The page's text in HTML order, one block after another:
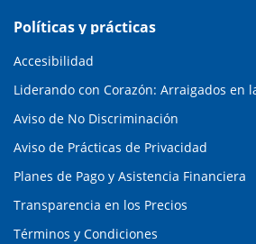
Políticas y prácticas
Accesibilidad
Liderando con Corazón: Arraigados en
Aviso de No Discriminación
Aviso de Prácticas de Privacidad
Planes de Pago y Asistencia Financiera
Transparencia en los Precios
Términos y Condiciones